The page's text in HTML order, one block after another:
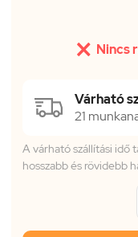
 Nincs
Várható
21
A várható szállítási idő
hosszabb és rövidebb